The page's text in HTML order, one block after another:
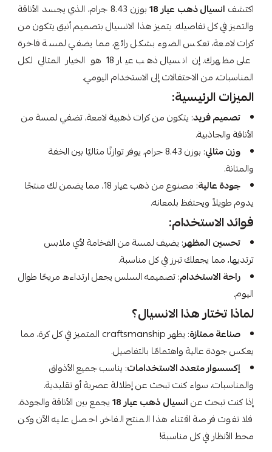
اكتشف انسيال ذهب عيار 18
بوزن 8.43 جرام، الذي يجسد الأناقة
والتميز في كل تفاصيله. يتميز هذا الانسيال بتصميم أنيق يتكون من
كرات لامعة، تعكس الضوء بشكل رائع، مما يضفي لمسة فاخرة
على مظهرك. إن انسيال ذهب عيار 18 هو الخيار المثالي لكل
المناسبات، من الاحتفالات إلى الاستخدام اليومي.
الميزات الرئيسية:
تصميم فريد: يتكون من كرات ذهبية لامعة، تضفي لمسة من
الأناقة والجاذبية.
وزن مثالي
: بوزن 8.43 جرام، يوفر توازنًا مثاليًا بين الخفة
والمتانة.
جودة عالية
: مصنوع من ذهب عيار 18، مما يضمن لك منتجًا
يدوم طويلاً ويحتفظ بلمعانه.
فوائد الاستخدام:
تحسين المظهر: يضيف لمسة من الفخامة لأي ملابس
ترتديها، مما يجعلك تبرز في كل مناسبة.
راحة الاستخدام: تصميمه السلس يجعل ارتداءه مريحًا طوال
اليوم.
لماذا تختار هذا الانسيال؟
صناعة ممتازة
: يظهر craftsmanship المتميز في كل كرة، مما
يعكس جودة عالية واهتمامًا بالتفاصيل.
إكسسوار متعدد الاستخدامات: يناسب جميع الأذواق
والمناسبات، سواء كنت تبحث عن إطلالة عصرية أو تقليدية.
إذا كنت تبحث عنانسيال ذهب عيار 18
يجمع بين الأناقة والجودة،
فلا تفوت فرصة اقتناء هذا المنتج الفاخر. احصل عليه الآن وكن
محط الأنظار في كل مناسبة!